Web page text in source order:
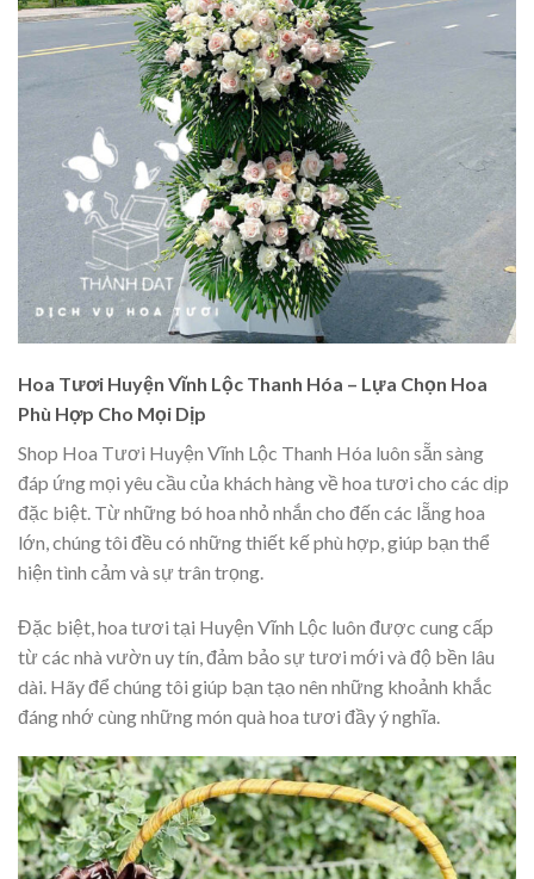
Hoa Tươi Huyện Vĩnh Lộc Thanh Hóa – Lựa Chọn Hoa
Phù Hợp Cho Mọi Dịp
Shop Hoa Tươi Huyện Vĩnh Lộc Thanh Hóa luôn sẵn sàng
đáp ứng mọi yêu cầu của khách hàng về hoa tươi cho các dịp
đặc biệt. Từ những bó hoa nhỏ nhắn cho đến các lẵng hoa
lớn, chúng tôi đều có những thiết kế phù hợp, giúp bạn thể
hiện tình cảm và sự trân trọng.
Đặc biệt, hoa tươi tại Huyện Vĩnh Lộc luôn được cung cấp
từ các nhà vườn uy tín, đảm bảo sự tươi mới và độ bền lâu
dài. Hãy để chúng tôi giúp bạn tạo nên những khoảnh khắc
đáng nhớ cùng những món quà hoa tươi đầy ý nghĩa.